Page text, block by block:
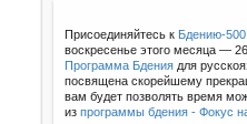
Присоединяйтесь к Бдению-
воскресенье этого месяца —
Программа Бдения для
посвящена скорейшему
вам будет позволять время
изпрограммы бдения - Фокус